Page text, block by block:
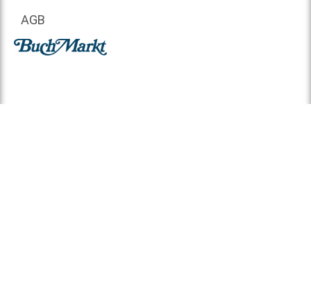
AGB